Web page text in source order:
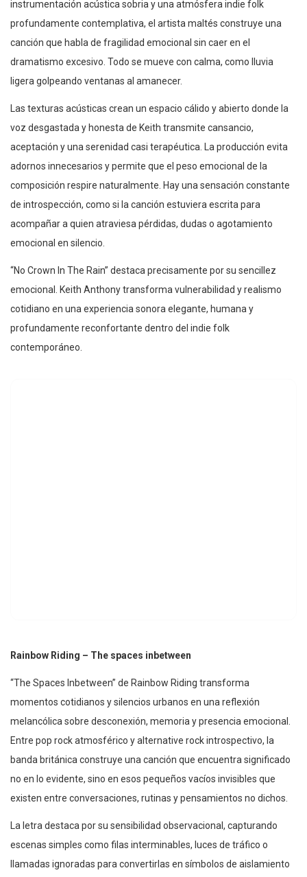
instrumentación acústica sobria y una atmósfera indie folk
profundamente contemplativa, el artista maltés construye una
canción que habla de fragilidad emocional sin caer en el
dramatismo excesivo. Todo se mueve con calma, como lluvia
ligera golpeando ventanas al amanecer.
Las texturas acústicas crean un espacio cálido y abierto donde la
voz desgastada y honesta de Keith transmite cansancio,
aceptación y una serenidad casi terapéutica. La producción evita
adornos innecesarios y permite que el peso emocional de la
composición respire naturalmente. Hay una sensación constante
de introspección, como si la canción estuviera escrita para
acompañar a quien atraviesa pérdidas, dudas o agotamiento
emocional en silencio.
“No Crown In The Rain” destaca precisamente por su sencillez
emocional. Keith Anthony transforma vulnerabilidad y realismo
cotidiano en una experiencia sonora elegante, humana y
profundamente reconfortante dentro del indie folk
contemporáneo.
Rainbow Riding – The spaces inbetween
“The Spaces Inbetween” de Rainbow Riding transforma
momentos cotidianos y silencios urbanos en una reflexión
melancólica sobre desconexión, memoria y presencia emocional.
Entre pop rock atmosférico y alternative rock introspectivo, la
banda británica construye una canción que encuentra significado
no en lo evidente, sino en esos pequeños vacíos invisibles que
existen entre conversaciones, rutinas y pensamientos no dichos.
La letra destaca por su sensibilidad observacional, capturando
escenas simples como filas interminables, luces de tráfico o
llamadas ignoradas para convertirlas en símbolos de aislamiento